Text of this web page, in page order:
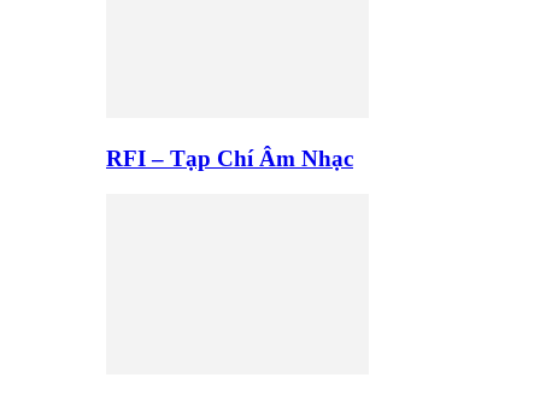
RFI – Tạp Chí Âm Nhạc